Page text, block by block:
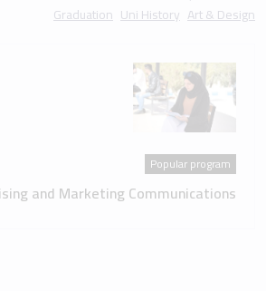
Art & Design
Uni History
Graduation
Popular program
and Marketing Communications